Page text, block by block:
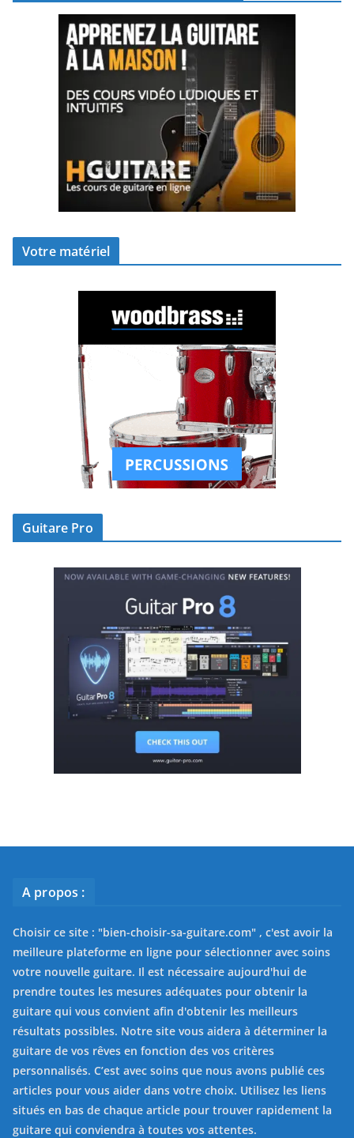
Votre matériel
Guitare Pro
A propos :
Choisir ce site : "bien-choisir-sa-guitare.com" , c'est avoir la
meilleure plateforme en ligne pour sélectionner avec soins
votre nouvelle guitare. Il est nécessaire aujourd'hui de
prendre toutes les mesures adéquates pour obtenir la
guitare qui vous convient afin d'obtenir les meilleurs
résultats possibles. Notre site vous aidera à déterminer la
guitare de vos rêves en fonction des vos critères
personnalisés. C’est avec soins que nous avons publié ces
articles pour vous aider dans votre choix. Utilisez les liens
situés en bas de chaque article pour trouver rapidement la
guitare qui conviendra à toutes vos attentes.